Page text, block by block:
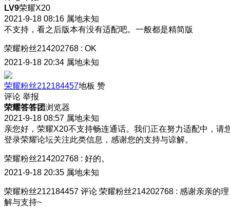
LV9荣耀X20
2021-9-18 08:16 属地未知
不支持，看之后版本有没有适配吧。一般都是精简版
荣耀粉丝214202768 : OK
2021-9-18 20:34 属地未知
荣耀粉丝212184457地板 赞
评论 举报
荣耀答答团浏览器
2021-9-18 08:57 属地未知
亲您好，荣耀X20不支持畅连通话。我们正在努力适配中，请
登录荣耀论坛关注此类信息，感谢您的支持与谅解。
荣耀粉丝214202768 : 好的。
2021-9-18 20:35 属地未知
荣耀粉丝212184457 评论 荣耀粉丝214202768 : 感谢亲亲的理
解与支持~